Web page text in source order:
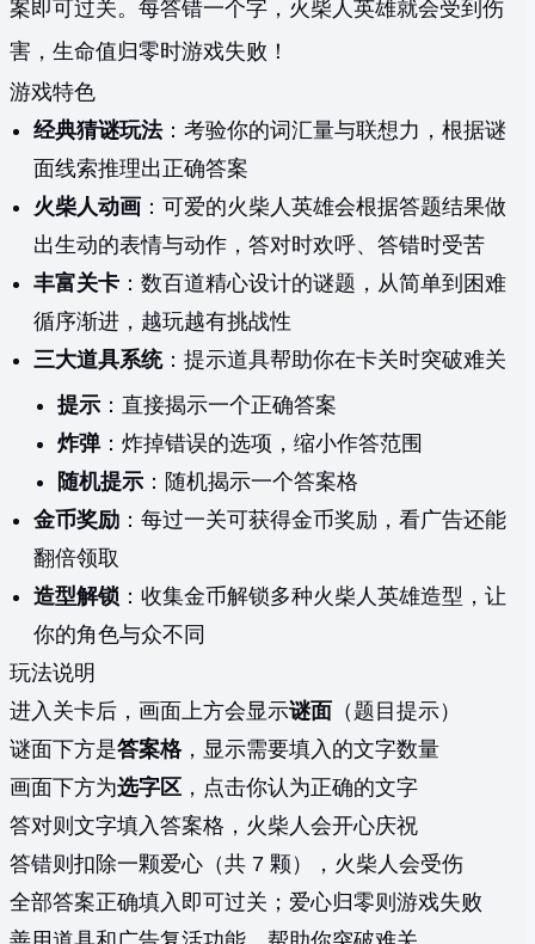
案即可过关。每答错一个字，火柴人英雄就会受到伤
害，生命值归零时游戏失败！
游戏特色
经典猜谜玩法：考验你的词汇量与联想力，根据谜
面线索推理出正确答案
火柴人动画 ：可爱的火柴人英雄会根据答题结果做
出生动的表情与动作，答对时欢呼、答错时受苦
丰富关卡 ：数百道精心设计的谜题，从简单到困难
循序渐进，越玩越有挑战性
三大道具系统：提示道具帮助你在卡关时突破难关
提示 ：直接揭示一个正确答案
炸弹：炸掉错误的选项，缩小作答范围
随机提示 ：随机揭示一个答案格
金币奖励 ：每过一关可获得金币奖励，看广告还能
翻倍领取
造型解锁 ：收集金币解锁多种火柴人英雄造型，让
你的角色与众不同
玩法说明
进入关卡后，画面上方会显示谜面 （题目提示）
谜面下方是答案格，显示需要填入的文字数量
画面下方为选字区 ，点击你认为正确的文字
答对则文字填入答案格，火柴人会开心庆祝
答错则扣除一颗爱心（共 7 颗），火柴人会受伤
全部答案正确填入即可过关；爱心归零则游戏失败